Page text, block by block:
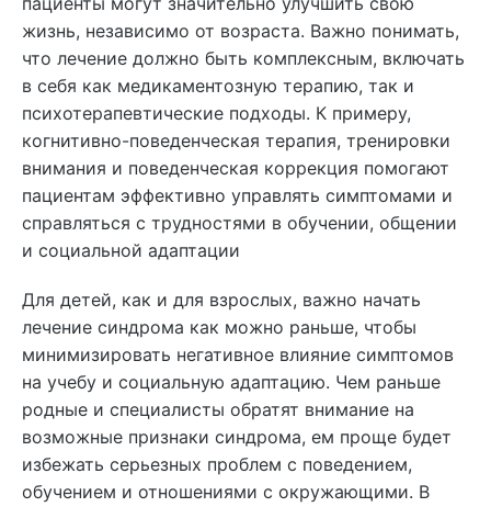
жизнь, независимо от возраста. Важно понимать,
что лечение должно быть комплексным, включать
в себя как медикаментозную терапию, так и
психотерапевтические подходы. К примеру,
когнитивно-поведенческая терапия, тренировки
внимания и поведенческая коррекция помогают
пациентам эффективно управлять симптомами и
справляться с трудностями в обучении, общении
и социальной адаптации
Для детей, как и для взрослых, важно начать
лечение синдрома как можно раньше, чтобы
минимизировать негативное влияние симптомов
на учебу и социальную адаптацию. Чем раньше
родные и специалисты обратят внимание на
возможные признаки синдрома, ем проще будет
избежать серьезных проблем с поведением,
обучением и отношениями с окружающими. В